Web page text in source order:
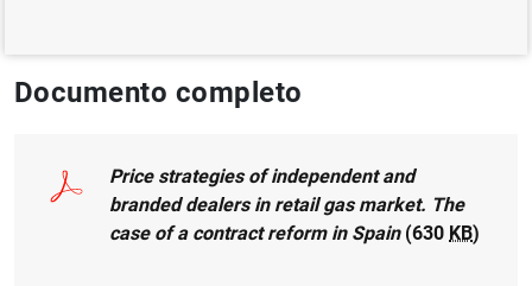
Documento completo
Price strategies of independent and
branded dealers in retail gas market. The
case of a contract reform in Spain(630 KB)